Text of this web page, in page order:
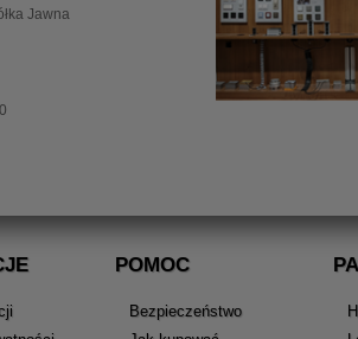
Jawna
POMOC
Bezpieczeństwo